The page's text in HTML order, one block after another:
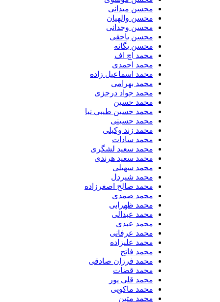
محسن میدانی
محسن والهیان
محسن وجدانی
محسن یاحقی
محسن یگانه
محمد اچ اف
محمد احمدی
محمد اسماعیل زاده
محمد بهرامی
محمد جواد درجزی
محمد حسین
محمد حسین طیبی نیا
محمد حسینی
محمد زند وکیلی
محمد سادات
محمد سعید لشگری
محمد سعید هرندی
محمد سهیلی
​محمد شیردل
محمد صالح اصغرزاده
محمد صمدی
محمد ظهرابی
محمد عبدالی
محمد عبدی
محمد عرفانی
محمد علیزاده
محمد فاتح
محمد فرزان صادقی
محمد قضات
محمد قلی پور
محمد ماکویی
محمد متین